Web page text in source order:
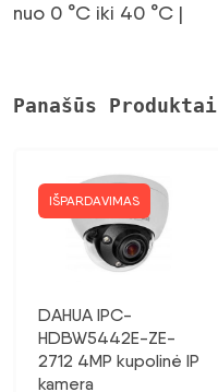
nuo 0 °C iki 40 °C |
Panašūs Produktai
IŠPARDAVIMAS
DAHUA IPC-
HDBW5442E-ZE-
2712 4MP kupolinė IP
kamera